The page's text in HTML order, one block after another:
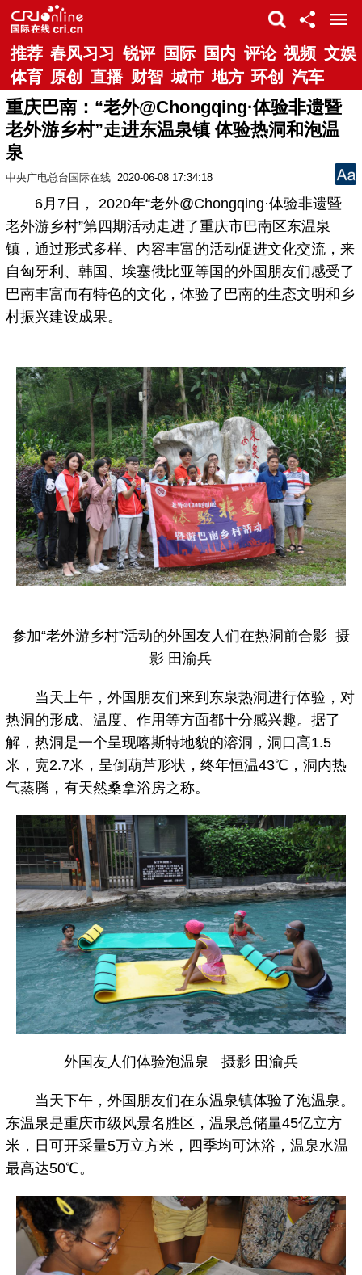
推荐 春风习习 锐评 国际 国内 评论 视频 文娱
体育 原创 直播 财智 城市 地方 环创 汽车
重庆巴南：“老外@Chongqing·体验非遗暨
老外游乡村”走进东温泉镇 体验热洞和泡温
泉
中央广电总台国际在线 2020-06-08 17:34:18
6月7日， 2020年“老外@Chongqing·体验非遗暨
老外游乡村”第四期活动走进了重庆市巴南区东温泉
镇，通过形式多样、内容丰富的活动促进文化交流，来
自匈牙利、韩国、埃塞俄比亚等国的外国朋友们感受了
巴南丰富而有特色的文化，体验了巴南的生态文明和乡
村振兴建设成果。
参加“老外游乡村”活动的外国友人们在热洞前合影 摄
影 田渝兵
当天上午，外国朋友们来到东泉热洞进行体验，对
热洞的形成、温度、作用等方面都十分感兴趣。据了
解，热洞是一个呈现喀斯特地貌的溶洞，洞口高1.5
米，宽2.7米，呈倒葫芦形状，终年恒温43℃，洞内热
气蒸腾，有天然桑拿浴房之称。
外国友人们体验泡温泉 摄影 田渝兵
当天下午，外国朋友们在东温泉镇体验了泡温泉。
东温泉是重庆市级风景名胜区，温泉总储量45亿立方
米，日可开采量5万立方米，四季均可沐浴，温泉水温
最高达50℃。